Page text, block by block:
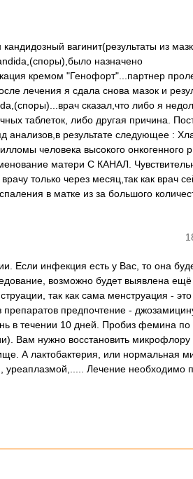
вагинит(результаты из
назначено
кремом "Генофорт"...партнер
лечения я сдала снова мазок и
сказал,что либо я
таблеток, либо другая причина.
анализов,в результате следующее :
человека высокого онкогенного
матери С КАНАЛ.
только через месяц,так как врач
в матке из за большого
Если инфекция есть у Вас, то она
возможно будет выявлена ещё
так как сама менструация -
предпочтение -
в течении 10 дней. Пробиз фемина по
Вам нужно восстановить микрофлору
А лактобактерия, или нормальная
уреаплазмой,..... Лечение необходимо